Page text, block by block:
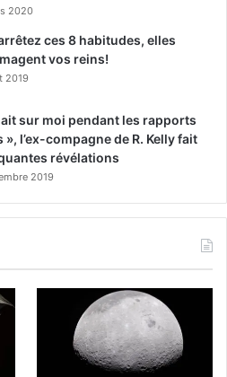
2020
ces 8 habitudes, elles
vos reins!
2019
sur moi pendant les rapports
», l’ex-compagne de R. Kelly fait
révélations
2019